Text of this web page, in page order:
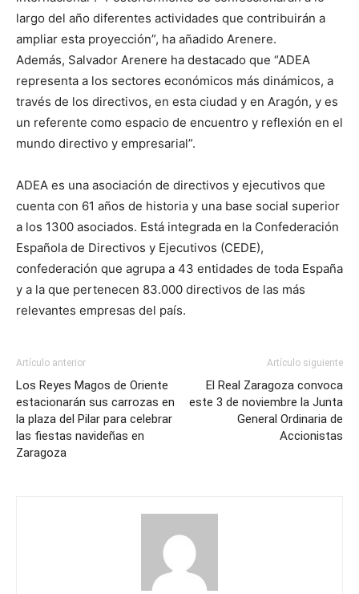
largo del año diferentes actividades que contribuirán a
ampliar esta proyección”, ha añadido Arenere.
Además, Salvador Arenere ha destacado que “ADEA
representa a los sectores económicos más dinámicos, a
través de los directivos, en esta ciudad y en Aragón, y es
un referente como espacio de encuentro y reflexión en el
mundo directivo y empresarial”.
ADEA es una asociación de directivos y ejecutivos que
cuenta con 61 años de historia y una base social superior
a los 1300 asociados. Está integrada en la Confederación
Española de Directivos y Ejecutivos (CEDE),
confederación que agrupa a 43 entidades de toda España
y a la que pertenecen 83.000 directivos de las más
relevantes empresas del país.
Artículo anterior
Los Reyes Magos de Oriente
estacionarán sus carrozas en
la plaza del Pilar para celebrar
las fiestas navideñas en
Zaragoza
Artículo siguiente
El Real Zaragoza convoca
este 3 de noviembre la Junta
General Ordinaria de
Accionistas